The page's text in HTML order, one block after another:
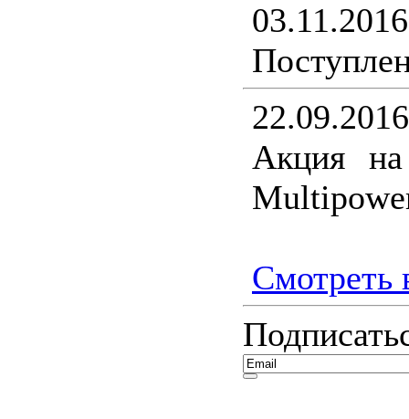
03.11.2016
22.09.2016
Акция
Смотреть